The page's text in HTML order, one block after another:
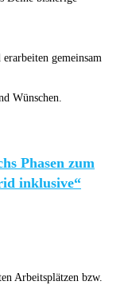
gemeinsam
Wünschen.
Phasen zum
inklusive“
Arbeitsplätzen bzw.